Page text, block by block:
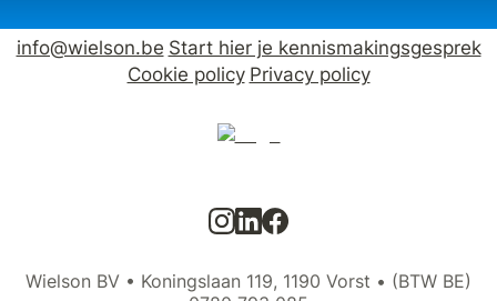
info@wielson.be Start hier je kennismakingsgesprek
Cookie policy Privacy policy
Wielson BV • Koningslaan 119, 1190 Vorst • (BTW BE)